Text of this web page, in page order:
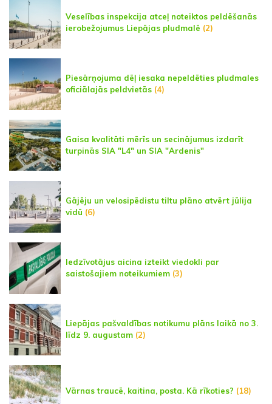
Veselības inspekcija atceļ noteiktos peldēšanās
ierobežojumus Liepājas pludmalē (2)
Piesārņojuma dēļ iesaka nepeldēties pludmales
oficiālajās peldvietās (4)
Gaisa kvalitāti mērīs un secinājumus izdarīt
turpinās SIA "L4" un SIA "Ardenis"
Gājēju un velosipēdistu tiltu plāno atvērt jūlija
vidū (6)
Iedzīvotājus aicina izteikt viedokli par
saistošajiem noteikumiem (3)
Liepājas pašvaldības notikumu plāns laikā no 3.
līdz 9. augustam (2)
Vārnas traucē, kaitina, posta. Kā rīkoties? (18)